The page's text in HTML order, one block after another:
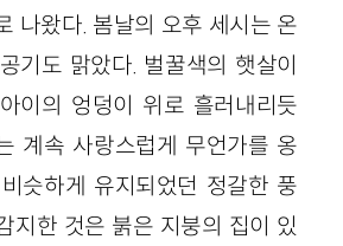
나왔다. 봄날의 오후 세시는 온
기도 맑았다. 벌꿀색의 햇살이
이의 엉덩이 위로 흘러내리듯
계속 사랑스럽게 무언가를 옹
슷하게 유지되었던 정갈한 풍
지한 것은 붉은 지붕의 집이 있